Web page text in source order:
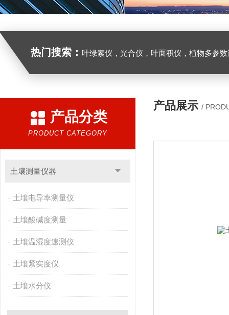
热门搜索： 叶绿素仪，光合仪，叶面积仪，植物多参数测量仪，
产品分类
PRODUCT CATEGORY
土壤测量仪器
土壤电导率测量仪
土壤酸碱度测量
土壤温湿度速测仪
土壤紧实度仪
土壤水分仪
产品展示 /